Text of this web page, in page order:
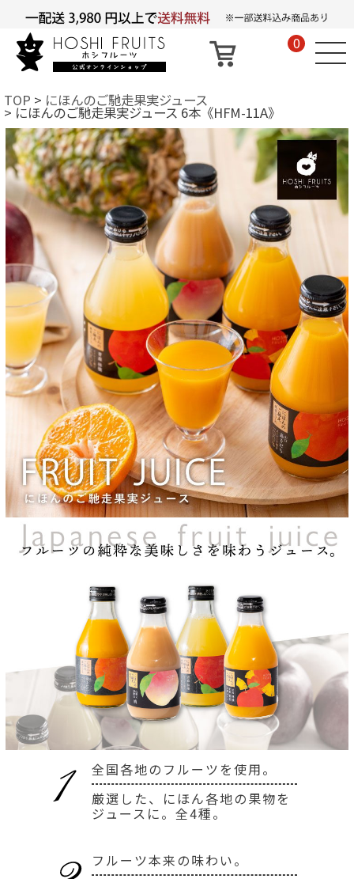
0
TOP にほんのご馳走果実ジュース
にほんのご馳走果実ジュース 6本《HFM-11A》
全国各地のフルーツを使用。
厳選した、にほん各地の果物を
ジュースに。全4種。
フルーツ本来の味わい。